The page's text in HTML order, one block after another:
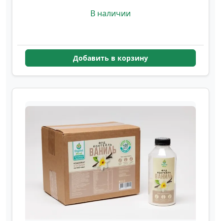
сбалансированное питание из 3
контролировать потребление
калорий без чувства голода. •
Разгрузочный день 600 кКал –
включает 2 бутылки по 300 кКал. •
Разгрузочный день 900 кКал –
расширенный вариант для тех, кто
хочет сбалансировать питание в
течение дня, включает 3 бутылки
по 300 кКал. • Легкий ужин 300
кКал / 400 кКал – программа для
В наличии
Добавить в корзину